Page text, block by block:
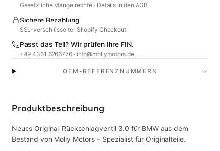
Gesetzliche Mängelrechte · Details in den AGB
Sichere Bezahlung
SSL-verschlüsselter Shopify Checkout
Passt das Teil? Wir prüfen Ihre FIN.
+49 4361 6266776 · info@mollymotors.de
OEM-REFERENZNUMMERN
Produktbeschreibung
Neues Original-Rückschlagventil 3.0 für BMW aus dem
Bestand von Molly Motors – Spezialist für Originalteile.